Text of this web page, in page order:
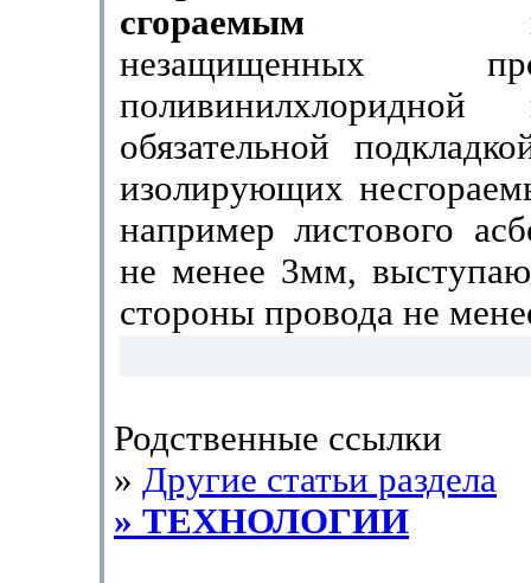
сгораемым
незащищенных
обязательной
изолирующих
например листо­вого
не менее 3мм,
стороны провода не
Родственные ссылки
» Другие статьи раздела
» ТЕХНОЛОГИИ